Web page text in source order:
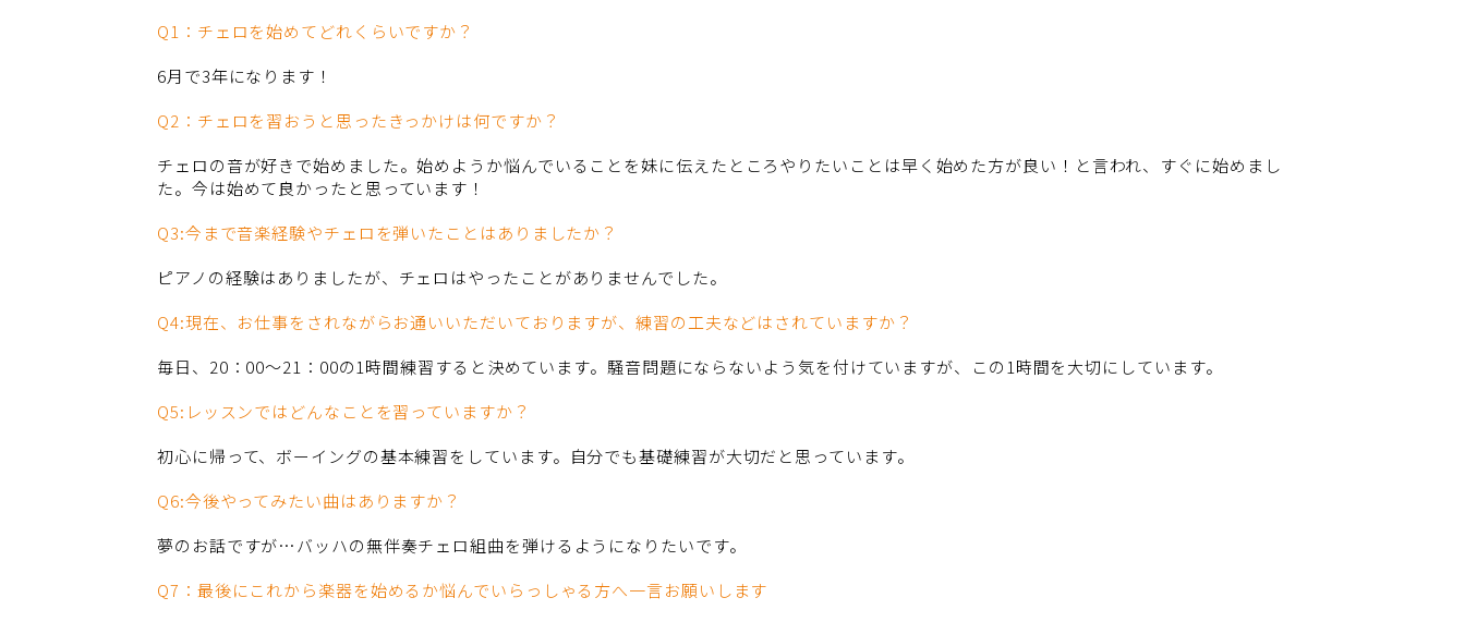
Q1：チェロを始めてどれくらいですか？
6月で3年になります！
Q2：チェロを習おうと思ったきっかけは何ですか？
チェロの音が好きで始めました。始めようか悩んでいることを妹に伝えたところやりたいことは早く始めた方が良い！と言われ、すぐに始めまし
た。今は始めて良かったと思っています！
Q3:今まで音楽経験やチェロを弾いたことはありましたか？
ピアノの経験はありましたが、チェロはやったことがありませんでした。
Q4:現在、お仕事をされながらお通いいただいておりますが、練習の工夫などはされていますか？
毎日、20：00～21：00の1時間練習すると決めています。騒音問題にならないよう気を付けていますが、この1時間を大切にしています。
Q5:レッスンではどんなことを習っていますか？
初心に帰って、ボーイングの基本練習をしています。自分でも基礎練習が大切だと思っています。
Q6:今後やってみたい曲はありますか？
夢のお話ですが…バッハの無伴奏チェロ組曲を弾けるようになりたいです。
Q7：最後にこれから楽器を始めるか悩んでいらっしゃる方へ一言お願いします